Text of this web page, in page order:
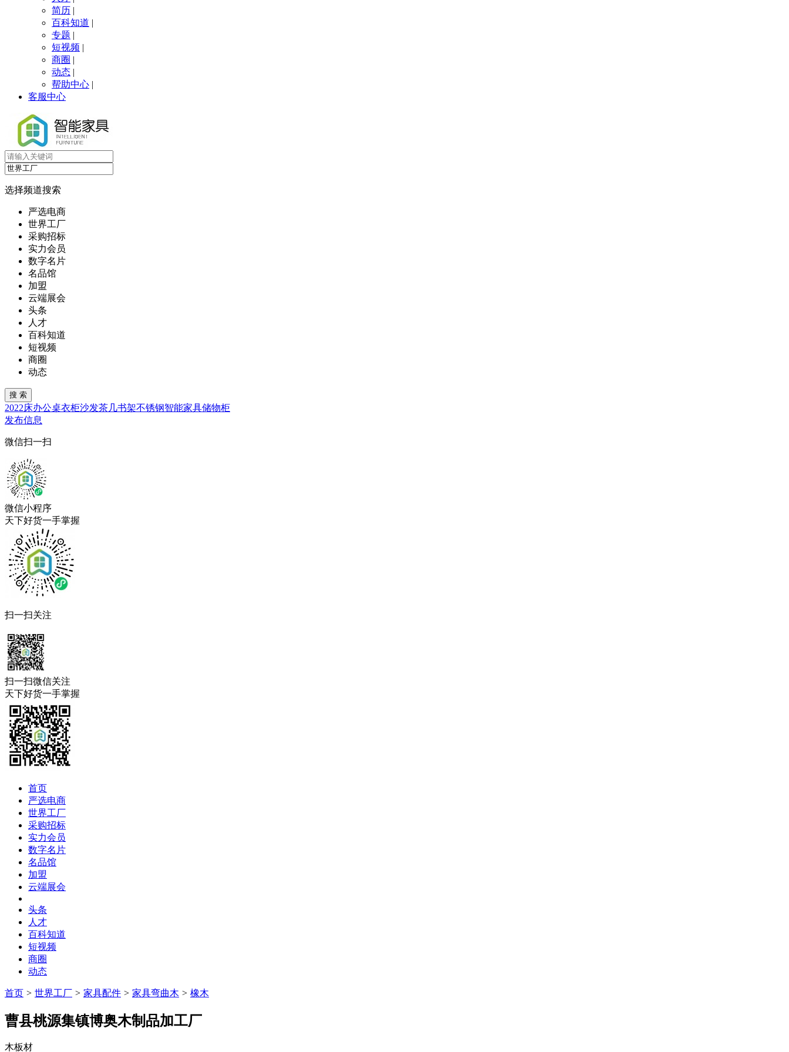
简历 |
百科知道 |
专题 |
短视频 |
商圈 |
动态 |
帮助中心 |
客服中心
选择频道搜索
严选电商
世界工厂
采购招标
实力会员
数字名片
名品馆
加盟
云端展会
头条
人才
百科知道
短视频
商圈
动态
2022床办公桌衣柜沙发茶几书架不锈钢智能家具储物柜
发布信息
微信扫一扫
微信小程序
天下好货一手掌握
扫一扫关注
扫一扫微信关注
天下好货一手掌握
首页
严选电商
世界工厂
采购招标
实力会员
数字名片
名品馆
加盟
云端展会
头条
人才
百科知道
短视频
商圈
动态
首页 > 世界工厂 > 家具配件 > 家具弯曲木 > 橡木
曹县桃源集镇博奥木制品加工厂
木板材